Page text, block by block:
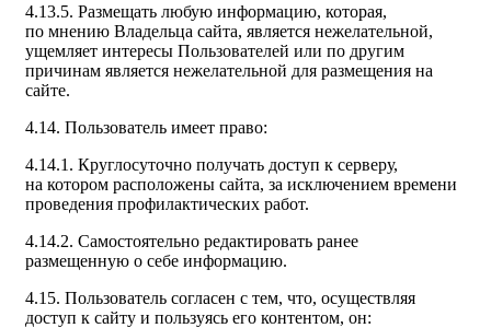
4.13.5. Размещать любую информацию, которая,
по мнению Владельца сайта, является нежелательной,
ущемляет интересы Пользователей или по другим
причинам является нежелательной для размещения на
сайте.
4.14. Пользователь имеет право:
4.14.1. Круглосуточно получать доступ к серверу,
на котором расположены сайта, за исключением времени
проведения профилактических работ.
4.14.2. Самостоятельно редактировать ранее
размещенную о себе информацию.
4.15. Пользователь согласен с тем, что, осуществляя
доступ к сайту и пользуясь его контентом, он: